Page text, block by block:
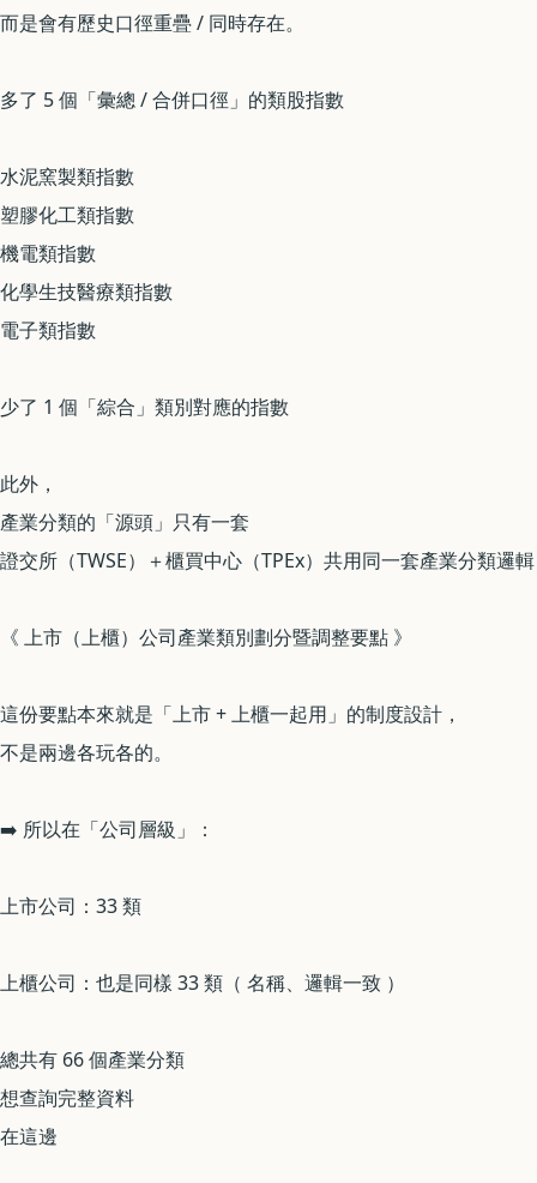
而是會有歷史口徑重疊 / 同時存在。
多了 5 個「彙總 / 合併口徑」的類股指數
水泥窯製類指數
塑膠化工類指數
機電類指數
化學生技醫療類指數
電子類指數
少了 1 個「綜合」類別對應的指數
此外，
產業分類的「源頭」只有一套
證交所（TWSE）＋櫃買中心（TPEx）共用同一套產業分類邏輯
《 上市（上櫃）公司產業類別劃分暨調整要點 》
這份要點本來就是「上市 + 上櫃一起用」的制度設計，
不是兩邊各玩各的。
➡️ 所以在「公司層級」：
上市公司：33 類
上櫃公司：也是同樣 33 類（ 名稱、邏輯一致 ）
總共有 66 個產業分類
想查詢完整資料
在這邊